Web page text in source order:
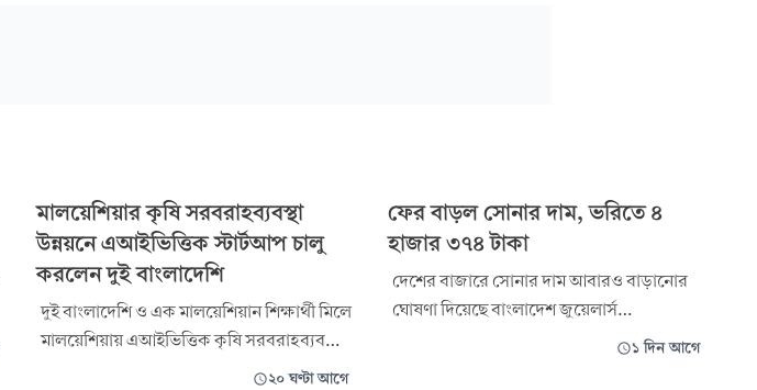
মালয়েশিয়ার কৃষি সরবরাহব্যবস্থা
উন্নয়নে এআইভিত্তিক স্টার্টআপ চালু
করলেন দুই বাংলাদেশি
দুই বাংলাদেশি ও এক মালয়েশিয়ান শিক্ষার্থী মিলে
মালয়েশিয়ায় এআইভিত্তিক কৃষি সরবরাহব্যবস্থা
(সাপ্লাই চেইন) স্টার্টআপ ‘ফ্রেশ মুভ’ চালু২০ ঘণ্টা আগে
ফের বাড়ল সোনার দাম, ভরিতে ৪
হাজার ৩৭৪ টাকা
দেশের বাজারে সোনার দাম আবারও বাড়ানোর
ঘোষণা দিয়েছে বাংলাদেশ জুয়েলার্স
অ্যাসোসিয়েশন (বাজুস)। ভ্যাটসহ স্বর্ণালঙ্কারের
১ দিন আগে